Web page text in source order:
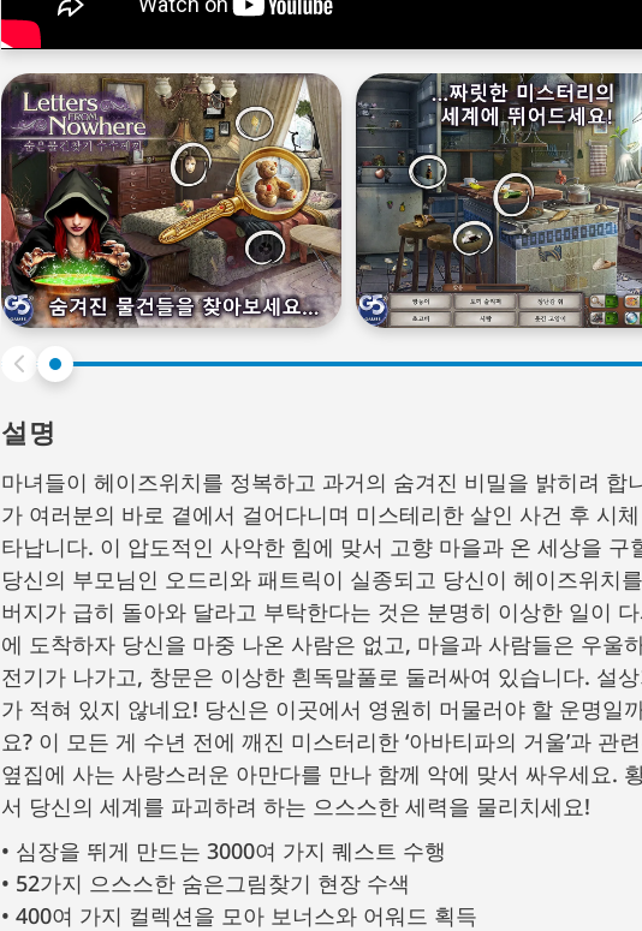
설명
마녀들이 헤이즈위치를 정복하고 과거의 숨겨진 비밀을 밝히려 합
가 여러분의 바로 곁에서 걸어다니며 미스테리한 살인 사건 후 시
타납니다. 이 압도적인 사악한 힘에 맞서 고향 마을과 온 세상을 구
당신의 부모님인 오드리와 패트릭이 실종되고 당신이 헤이즈위치
버지가 급히 돌아와 달라고 부탁한다는 것은 분명히 이상한 일이
에 도착하자 당신을 마중 나온 사람은 없고, 마을과 사람들은 우울
전기가 나가고, 창문은 이상한 흰독말풀로 둘러싸여 있습니다. 설
가 적혀 있지 않네요! 당신은 이곳에서 영원히 머물러야 할 운명일
요? 이 모든 게 수년 전에 깨진 미스터리한 ‘아바티파의 거울’과 관
옆집에 사는 사랑스러운 아만다를 만나 함께 악에 맞서 싸우세요.
서 당신의 세계를 파괴하려 하는 으스스한 세력을 물리치세요!
심장을 뛰게 만드는 3000여 가지 퀘스트 수행
52가지 으스스한 숨은그림찾기 현장 수색
400여 가지 컬렉션을 모아 보너스와 어워드 획득